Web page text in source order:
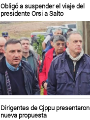
Obligó a suspender el viaje del
presidente Orsi a Salto
Dirigentes de Cjppu presentaron
nueva propuesta